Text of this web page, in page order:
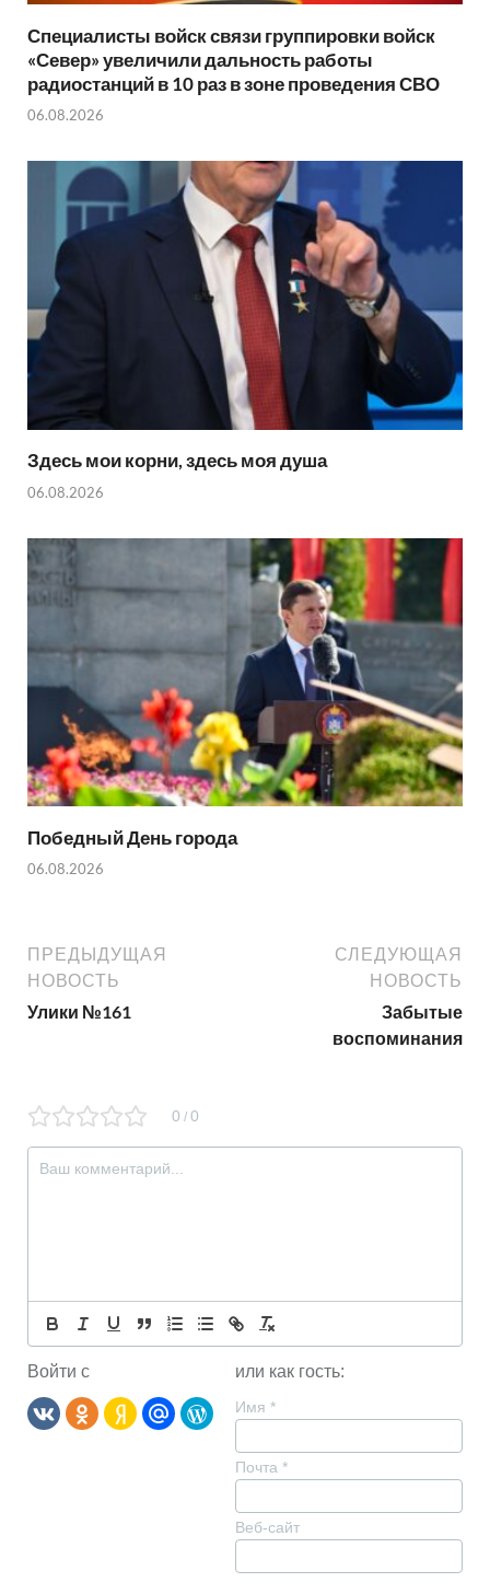
Специалисты войск связи группировки войск
«Север» увеличили дальность работы
радиостанций в 10 раз в зоне проведения СВО
06.08.2026
Здесь мои корни, здесь моя душа
06.08.2026
Победный День города
06.08.2026
ПРЕДЫДУЩАЯ
НОВОСТЬ
Улики №161
СЛЕДУЮЩАЯ
НОВОСТЬ
Забытые
воспоминания
0 / 0
Войти с или как гость:
Имя *
Почта *
Веб-сайт